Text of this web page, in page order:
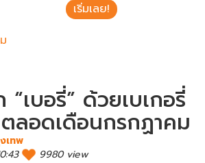
เริ่มเลย!
“เบอรี่” ด้วยเบเกอรี่
ลอดเดือนกรกฏาคม
เทพ
9980 view